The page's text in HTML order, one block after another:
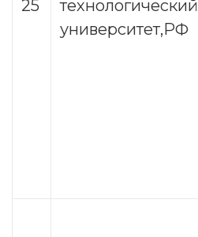
25
технологический
университет,РФ